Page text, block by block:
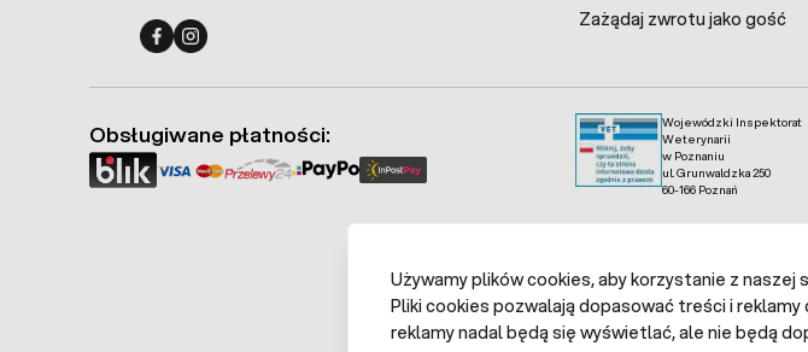
Zażądaj zwrotu jako gość
Wojewódzki Inspektorat
Weterynarii
w Poznaniu
ul. Grunwaldzka 250
60-166 Poznań
Obsługiwane płatności:
Używamy plików cookies, aby korzystanie z
Pliki cookies pozwalają dopasować treści i
reklamy nadal będą się wyświetlać, ale nie będą